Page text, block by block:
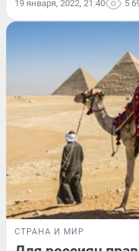
19 января, 2022, 21:40 5
СТРАНА И МИР